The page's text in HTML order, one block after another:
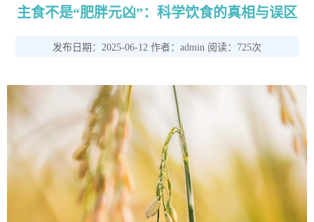
主食不是“肥胖元凶”：科学饮食的真相与误区
发布日期：2025-06-12 作者：admin 阅读：725次